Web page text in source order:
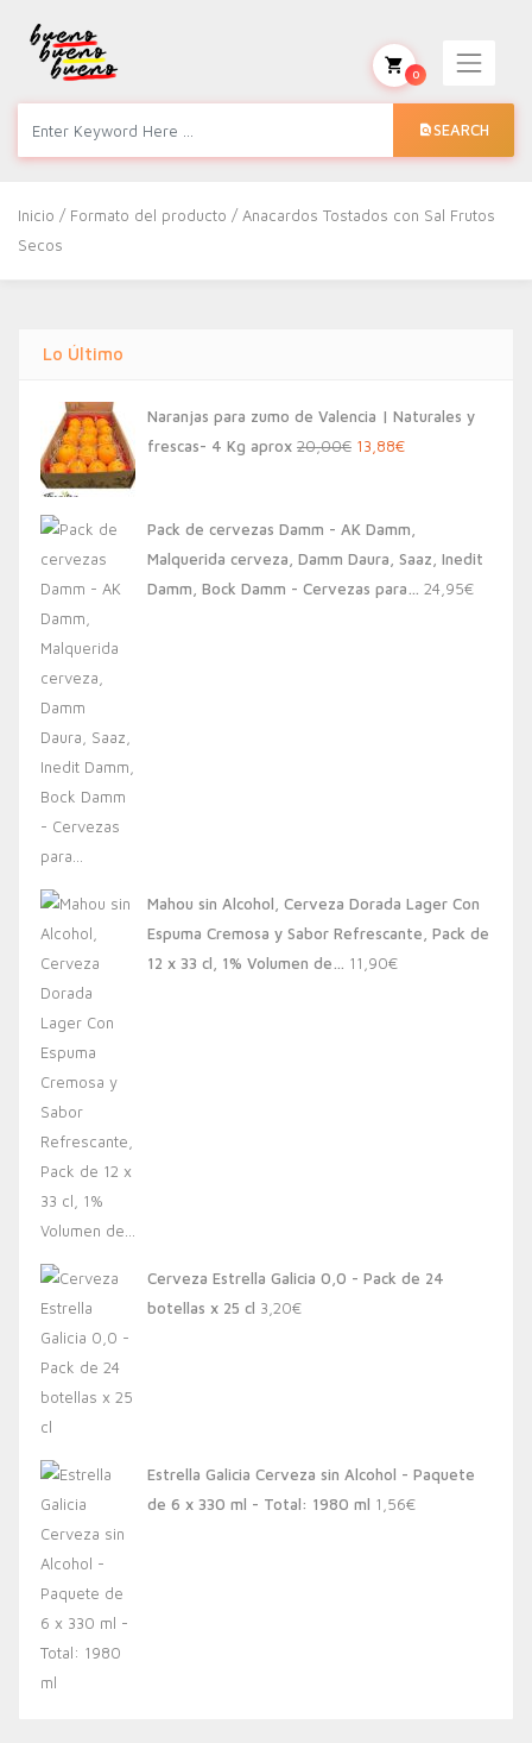
SEARCH
0
Inicio / Formato del producto / Anacardos Tostados con Sal Frutos
Secos
Lo Último
Naranjas para zumo de Valencia | Naturales y
frescas- 4 Kg aprox 20,00€ El
era:
20,00€.
13,88€El
es:
13,88€.
Pack de cervezas Damm - AK Damm,
Malquerida cerveza, Damm Daura, Saaz, Inedit
Damm, Bock Damm - Cervezas para… 24,95€
Mahou sin Alcohol, Cerveza Dorada Lager Con
Espuma Cremosa y Sabor Refrescante, Pack de
12 x 33 cl, 1% Volumen de… 11,90€
Cerveza Estrella Galicia 0,0 - Pack de 24
botellas x 25 cl 3,20€
Estrella Galicia Cerveza sin Alcohol - Paquete
de 6 x 330 ml - Total: 1980 ml 1,56€